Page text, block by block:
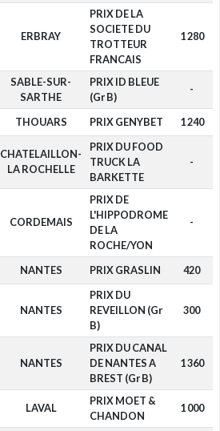
ERBRAY
PRIX DE LA
SOCIETE DU
TROTTEUR
FRANCAIS
1 280
SABLE-SUR-
SARTHE
PRIX ID BLEUE
(Gr B)
-
THOUARS PRIX GENYBET 1 240
CHATELAILLON-
LA ROCHELLE
PRIX DU FOOD
TRUCK LA
BARKETTE
-
CORDEMAIS
PRIX DE
L'HIPPODROME
DE LA
ROCHE/YON
-
NANTES PRIX GRASLIN 420
NANTES
PRIX DU
REVEILLON (Gr
B)
300
NANTES
PRIX DU CANAL
DE NANTES A
BREST (Gr B)
1 360
LAVAL
PRIX MOET &
CHANDON
1 000